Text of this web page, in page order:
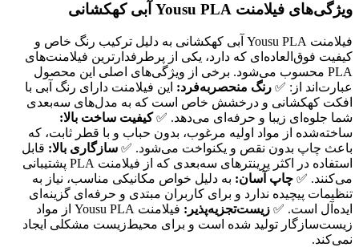
ویژگی‌های فیلامنت Yousu PLA آبی کهکشانی
فیلامنت Yousu PLA آبی کهکشانی به دلیل ترکیب رنگ خاص و
کیفیت فوق‌العاده‌ای که دارد، یکی از پرطرفدارترین فیلامنت‌های
PLA محسوب می‌شود. برخی از ویژگی‌های اصلی این محصول
عبارت‌اند از: ✅ رنگ منحصربه‌فرد: این فیلامنت دارای رنگ آبی با
افکت کهکشانی و درخشش خاص است که به مدل‌های سه‌بعدی
شما جلوه‌ای زیبا و حرفه‌ای می‌دهد. ✅کیفیت ساخت بالا:
ساخته‌شده از مواد اولیه مرغوب، بدون حباب و با قطر ثابت، که
باعث چاپ بدون نقص و یکنواخت می‌شود. ✅ سازگاری بالا: قابل
استفاده در اکثر پرینترهای سه‌بعدی که از فیلامنت PLA پشتیبانی
می‌کنند. ✅ چاپ آسان: به دلیل خواص مکانیکی مناسب، نیاز به
تنظیمات پیچیده ندارد و برای کاربران مبتدی و حرفه‌ای گزینه‌ای
ایده‌آل است. ✅ زیست‌تجزیه‌پذیر:
فیلامنت Yousu PLA از مواد
زیست‌سازگار تولید شده است و برای محیط‌زیست مشکلی ایجاد
نمی‌کند.